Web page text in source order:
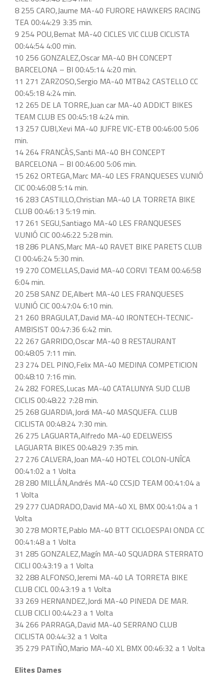
8 255 CARO,Jaume MA-40 FURORE HAWKERS RACING
TEA 00:44:29 3:35 min.
9 254 POU,Bernat MA-40 CICLES VIC CLUB CICLISTA
00:44:54 4:00 min.
10 256 GONZALEZ,Oscar MA-40 BH CONCEPT
BARCELONA – BI 00:45:14 4:20 min.
11 271 ZARZOSO,Sergio MA-40 MTB42 CASTELLO CC
00:45:18 4:24 min.
12 265 DE LA TORRE,Juan car MA-40 ADDICT BIKES
TEAM CLUB ES 00:45:18 4:24 min.
13 257 CUBI,Xevi MA-40 JUFRE VIC-ETB 00:46:00 5:06
min.
14 264 FRANCÀS,Santi MA-40 BH CONCEPT
BARCELONA – BI 00:46:00 5:06 min.
15 262 ORTEGA,Marc MA-40 LES FRANQUESES V.UNIÓ
CIC 00:46:08 5:14 min.
16 283 CASTILLO,Christian MA-40 LA TORRETA BIKE
CLUB 00:46:13 5:19 min.
17 261 SEGU,Santiago MA-40 LES FRANQUESES
V.UNIÓ CIC 00:46:22 5:28 min.
18 286 PLANS,Marc MA-40 RAVET BIKE PARETS CLUB
CI 00:46:24 5:30 min.
19 270 COMELLAS,David MA-40 CORVI TEAM 00:46:58
6:04 min.
20 258 SANZ DE,Albert MA-40 LES FRANQUESES
V.UNIÓ CIC 00:47:04 6:10 min.
21 260 BRAGULAT,David MA-40 IRONTECH-TECNIC-
AMBISIST 00:47:36 6:42 min.
22 267 GARRIDO,Oscar MA-40 8 RESTAURANT
00:48:05 7:11 min.
23 274 DEL PINO,Felix MA-40 MEDINA COMPETICION
00:48:10 7:16 min.
24 282 FORES,Lucas MA-40 CATALUNYA SUD CLUB
CICLIS 00:48:22 7:28 min.
25 268 GUARDIA,Jordi MA-40 MASQUEFA. CLUB
CICLISTA 00:48:24 7:30 min.
26 275 LAGUARTA,Alfredo MA-40 EDELWEISS
LAGUARTA BIKES 00:48:29 7:35 min.
27 276 CALVERA,Joan MA-40 HOTEL COLON-UNÎCA
00:41:02 a 1 Volta
28 280 MILLÁN,Andrés MA-40 CCSJD TEAM 00:41:04 a
1 Volta
29 277 CUADRADO,David MA-40 XL BMX 00:41:04 a 1
Volta
30 278 MORTE,Pablo MA-40 BTT CICLOESPAI ONDA CC
00:41:48 a 1 Volta
31 285 GONZALEZ,Magín MA-40 SQUADRA STERRATO
CICLI 00:43:19 a 1 Volta
32 288 ALFONSO,Jeremi MA-40 LA TORRETA BIKE
CLUB CICL 00:43:19 a 1 Volta
33 269 HERNANDEZ,Jordi MA-40 PINEDA DE MAR.
CLUB CICLI 00:44:23 a 1 Volta
34 266 PARRAGA,David MA-40 SERRANO CLUB
CICLISTA 00:44:32 a 1 Volta
35 279 PATIÑO,Mario MA-40 XL BMX 00:46:32 a 1 Volta
Elites Dames